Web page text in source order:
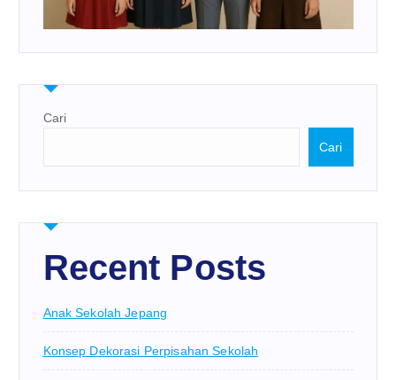
Cari
Cari
Recent Posts
Anak Sekolah Jepang
Konsep Dekorasi Perpisahan Sekolah